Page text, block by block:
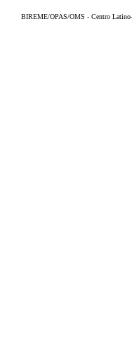
BIREME/OPAS/OMS - Centro Latino-